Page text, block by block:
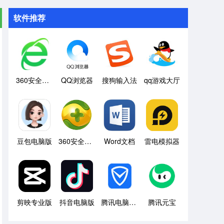
软件推荐
360安全浏览器 QQ浏览器 搜狗输入法 qq游戏大厅
豆包电脑版 360安全卫士 Word文档 雷电模拟器
剪映专业版 抖音电脑版 腾讯电脑管家 腾讯元宝